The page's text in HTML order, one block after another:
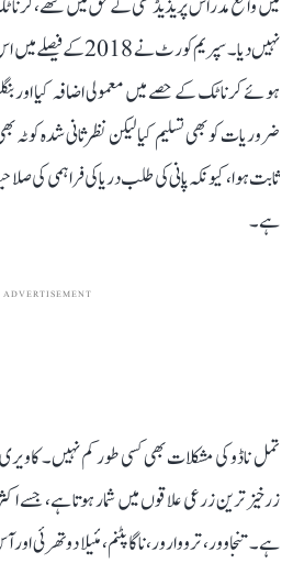
میں واقع مدراس پریذیڈنسی کے حق میں تھے،
نہیں دیا۔ سپریم کورٹ
ہوئے کرناٹک کے حصے میں معمولی اضافہ کیا اور
ضروریات کو بھی تسلیم کیا لیکن نظرثانی شدہ
ثابت ہوا، کیونکہ پانی کی طلب دریا کی فراہمی کی
ہے۔
ADVERTISEMENT
تمل ناڈو کی مشکلات بھی کسی طور کم نہیں۔
زرخیز ترین زرعی علاقوں میں شمار ہوتا ہے، جسے اکثر
ہے۔ تنجاوور، ترووارور، ناگاپٹنم، مئیلا دوتھرئی